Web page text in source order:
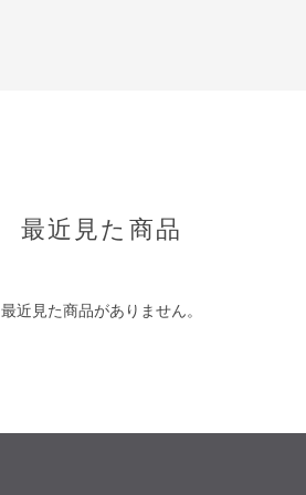
最近見た商品
最近見た商品がありません。